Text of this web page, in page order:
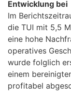
Entwicklung bei
Im
die TUI mit 5,5
eine hohe
operatives
wurde folglich
einem
profitabel